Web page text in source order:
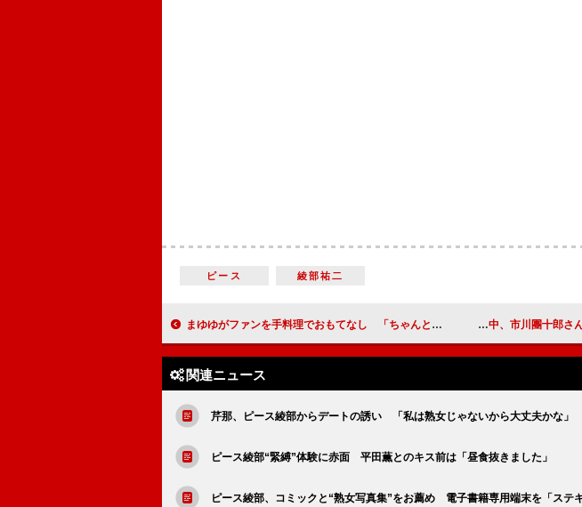
ピース 綾部祐二
まゆゆがファンを手料理でおもてなし 「ちゃんと中まで焼けてる？」 小雨の中、市川團十
関連ニュース
芹那、ピース綾部からデートの誘い 「私は熟女じゃないから大丈夫かな」
ピース綾部“緊縛”体験に赤面 平田薫とのキス前は「昼食抜きました」
ピース綾部、コミックと“熟女写真集”をお薦め 電子書籍専用端末を「ステ